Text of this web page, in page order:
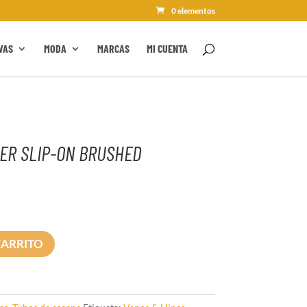
0 elementos
MODA MARCAS MI CUENTA
SLIP-ON BRUSHED